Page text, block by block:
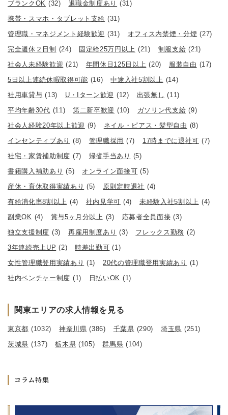
ブランクOK (32) 退職金制度あり
(31)
携帯・スマホ・タブレット支給 (31)
管理職・マネジメント経験歓迎 (31) オフィス内禁煙・分煙 (27)
完全週休２日制 (24) 固定給25万円以上 (21) 制服支給 (21)
社会人未経験歓迎 (21) 年間休日125日以上 (20) 服装自由 (17)
5日以上連続休暇取得可能 (16) 中途入社5割以上 (14)
社用車貸与 (13) U・Iターン歓迎 (12) 出張無し (11)
平均年齢30代 (11) 第二新卒歓迎 (10) ガソリン代支給 (9)
社会人経験20年以上歓迎 (9) ネイル・ピアス・髪型自由 (8)
インセンティブあり (8) 管理職採用 (7) 17時までに退社可 (7)
社宅・家賃補助制度 (7) 帰省手当あり (5)
書籍購入補助あり (5) オンライン面接可 (5)
産休・育休取得実績あり (5) 原則定時退社 (4)
有給消化率8割以上 (4) 社内見学可 (4) 未経験入社5割以上 (4)
副業OK (4) 賞与5ヶ月分以上 (3) 応募者全員面接 (3)
独立支援制度 (3) 再雇用制度あり (3) フレックス勤務 (2)
3年連続売上UP (2) 時差出勤可 (1)
女性管理職登用実績あり (1) 20代の管理職登用実績あり (1)
社内ベンチャー制度 (1) 日払いOK (1)
関東エリアの求人情報を見る
東京都 (1032) 神奈川県 (386) 千葉県 (290) 埼玉県 (251)
茨城県 (137) 栃木県 (105) 群馬県 (104)
コラム特集